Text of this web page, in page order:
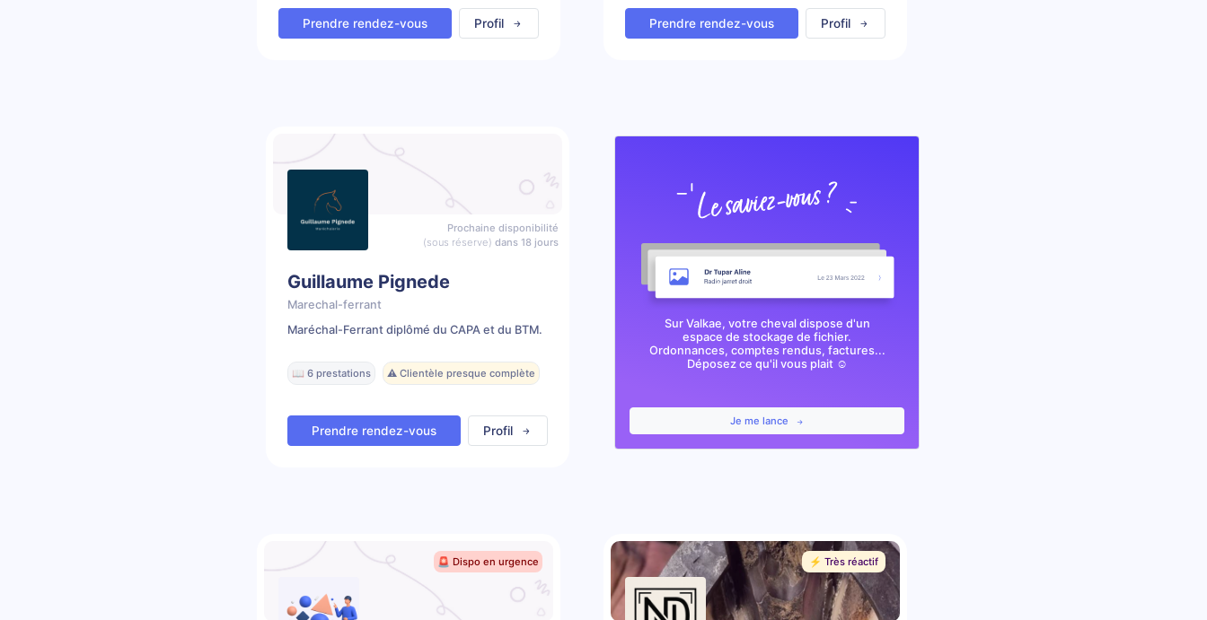
Prendre rendez-vous Profil Prendre rendez-vous Profil
Prochaine disponibilité
(sous réserve) dans 18 jours
Guillaume Pignede
Marechal-ferrant
Maréchal-Ferrant diplômé du CAPA et du BTM.
📖 6 prestations ⚠️ Clientèle presque complète
Prendre rendez-vous Profil
Sur Valkae, votre cheval dispose d'un
espace de stockage de fichier.
Ordonnances, comptes rendus, factures...
Déposez ce qu'il vous plait ☺️
Je me lance
🚨 Dispo en urgence ⚡️ Très réactif